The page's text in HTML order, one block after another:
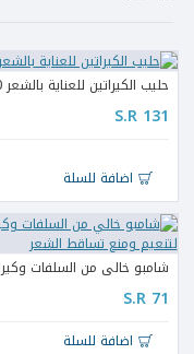
حليب الكيراتين للعناية بالشعر 400 مل
S.R 131
اضافة للسلة
S.R 71
اضافة للسلة